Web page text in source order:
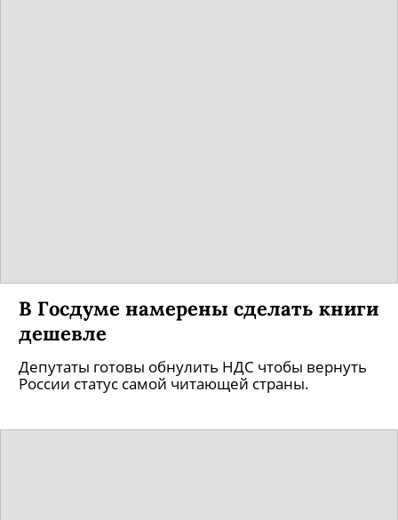
В Госдуме намерены сделать книги
дешевле
Депутаты готовы обнулить НДС чтобы вернуть
России статус самой читающей страны.